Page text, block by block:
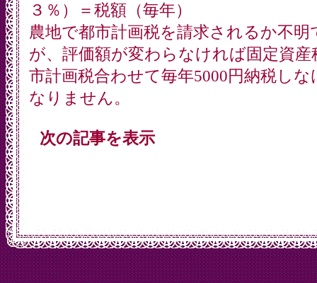
３％）＝税額（毎年）
農地で都市計画税を請求されるか不明
が、評価額が変わらなければ固定資産
市計画税合わせて毎年5000円納税しな
なりません。
次の記事を表示